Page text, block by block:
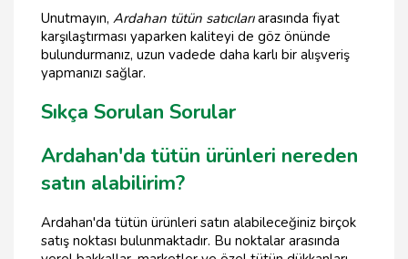
Unutmayın, Ardahan tütün satıcılarıarasında fiyat
karşılaştırması yaparken kaliteyi de göz önünde
bulundurmanız, uzun vadede daha karlı bir alışveriş
yapmanızı sağlar.
Sıkça Sorulan Sorular
Ardahan'da tütün ürünleri nereden
satın alabilirim?
Ardahan'da tütün ürünleri satın alabileceğiniz birçok
satış noktası bulunmaktadır. Bu noktalar arasında